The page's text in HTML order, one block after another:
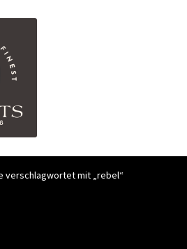
für exquisite Spirituosen
verschlagwortet mit „rebel“